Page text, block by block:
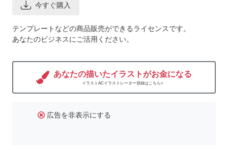
今すぐ購入
テンプレートなどの商品販売ができるライセンスです。
あなたのビジネスにご活用ください。
あなたの描いたイラストがお金になる
イラストACイラストレーター登録はこちら>
広告を非表示にする